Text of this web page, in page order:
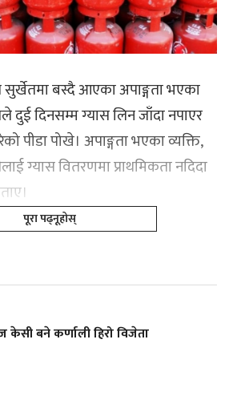
बस्दै आएका अपाङ्गता भएका
दुई दिनसम्म ग्यास लिन जाँदा नपाएर
पीडा पोखे। अपाङ्गता भएका व्यक्ति,
ग्यास वितरणमा प्राथमिकता नदिदा
पूरा पढ्नूहोस्
केसी बने कर्णाली हिरो विजेता